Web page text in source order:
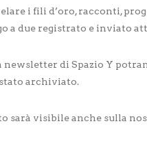
i fili d’oro, racconti,
a due registrato e inviato
di Spazio Y
archiviato.
sarà visibile anche sulla